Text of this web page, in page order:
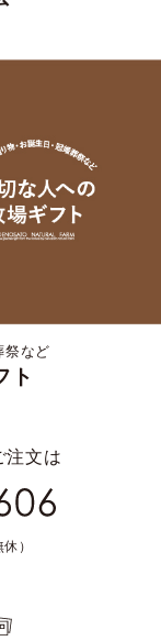
祭など
ト
注文は
）